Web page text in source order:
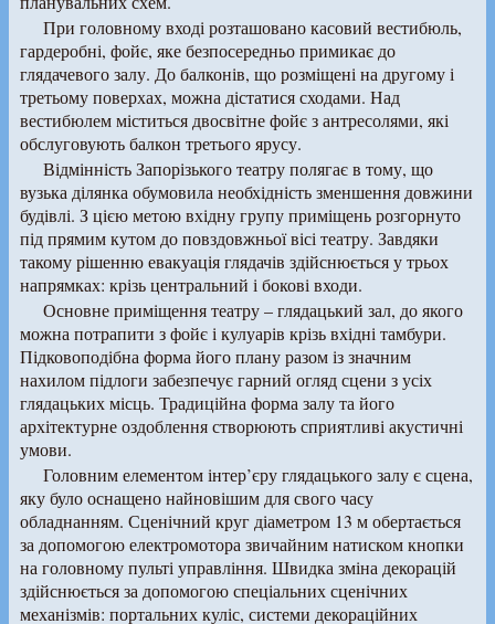
При головному вході розташовано касовий вестибюль,
гардеробні, фойє, яке безпосередньо примикає до
глядачевого залу. До балконів, що розміщені на другому і
третьому поверхах, можна дістатися сходами. Над
вестибюлем міститься двосвітне фойє з антресолями, які
обслуговують балкон третього ярусу.
Відмінність Запорізького театру полягає в тому, що
вузька ділянка обумовила необхідність зменшення довжини
будівлі. З цією метою вхідну групу приміщень розгорнуто
під прямим кутом до повздовжньої вісі театру. Завдяки
такому рішенню евакуація глядачів здійснюється у трьох
напрямках: крізь центральний і бокові входи.
Основне приміщення театру – глядацький зал, до якого
можна потрапити з фойє і кулуарів крізь вхідні тамбури.
Підковоподібна форма його плану разом із значним
нахилом підлоги забезпечує гарний огляд сцени з усіх
глядацьких місць. Традиційна форма залу та його
архітектурне оздоблення створюють сприятливі акустичні
умови.
Головним елементом інтер’єру глядацького залу є сцена,
яку було оснащено найновішим для свого часу
обладнанням. Сценічний круг діаметром 13 м обертається
за допомогою електромотора звичайним натиском кнопки
на головному пульті управління. Швидка зміна декорацій
здійснюється за допомогою спеціальних сценічних
механізмів: портальних куліс, системи декораційних